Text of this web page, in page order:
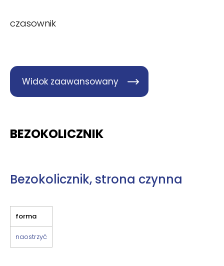
czasownik
Widok zaawansowany
BEZOKOLICZNIK
Bezokolicznik, strona czynna
forma
naostrzyć